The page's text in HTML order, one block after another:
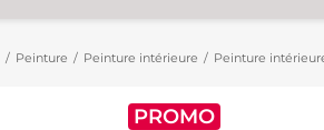
Peinture Peinture intérieure Peinture
PROMO